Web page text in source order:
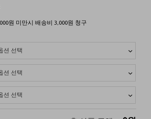
원 미만시 배송비 3,000원 청구